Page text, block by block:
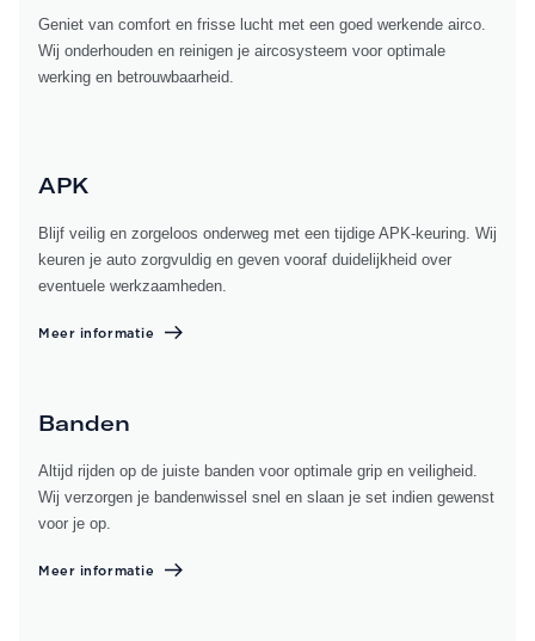
Geniet van comfort en frisse lucht met een goed werkende airco.
Wij onderhouden en reinigen je aircosysteem voor optimale
werking en betrouwbaarheid.
APK
Blijf veilig en zorgeloos onderweg met een tijdige APK-keuring. Wij
keuren je auto zorgvuldig en geven vooraf duidelijkheid over
eventuele werkzaamheden.
Meer informatie
Banden
Altijd rijden op de juiste banden voor optimale grip en veiligheid.
Wij verzorgen je bandenwissel snel en slaan je set indien gewenst
voor je op.
Meer informatie